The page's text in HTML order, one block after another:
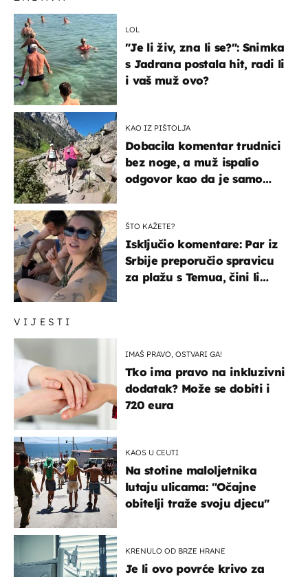
VIJESTI
IMAŠ PRAVO, OSTVARI GA!
Tko ima pravo na inkluzivni
dodatak? Može se dobiti i
720 eura
KAOS U CEUTI
Na stotine maloljetnika
lutaju ulicama: "Očajne
obitelji traže svoju djecu"
KRENULO OD BRZE HRANE
Je li ovo povrće krivo za
LOL
"Je li živ, zna li se?": Snimka
s Jadrana postala hit, radi li
i vaš muž ovo?
KAO IZ PIŠTOLJA
Dobacila komentar trudnici
bez noge, a muž ispalio
odgovor kao da je samo
ŠTO KAŽETE?
Isključio komentare: Par iz
Srbije preporučio spravicu
za plažu s Temua, čini li